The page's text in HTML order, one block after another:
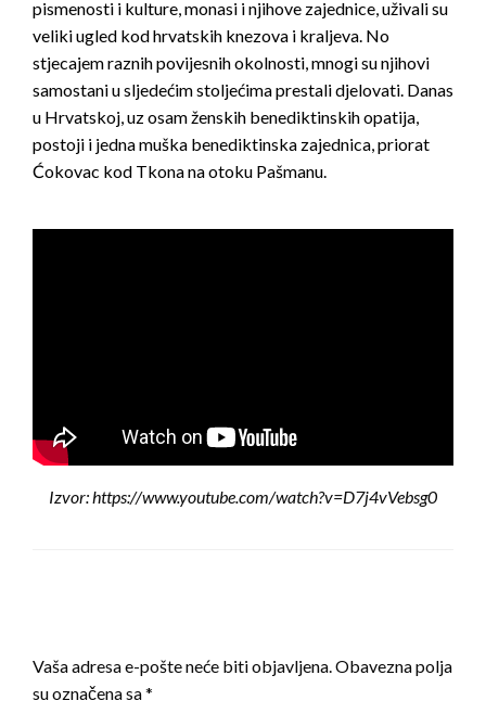
pismenosti i kulture, monasi i njihove zajednice, uživali su
veliki ugled kod hrvatskih knezova i kraljeva. No
stjecajem raznih povijesnih okolnosti, mnogi su njihovi
samostani u sljedećim stoljećima prestali djelovati. Danas
u Hrvatskoj, uz osam ženskih benediktinskih opatija,
postoji i jedna muška benediktinska zajednica, priorat
Ćokovac kod Tkona na otoku Pašmanu.
Izvor: https://www.youtube.com/watch?v=D7j4vVebsg0
Vaša adresa e-pošte neće biti objavljena.Obavezna polja
su označena sa*